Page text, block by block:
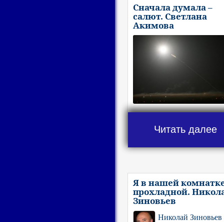
Сначала думала –
салют. Светлана
Акимова
Читать далее
Я в нашей
прохладной.
Зиновьев
Николай Зиновьев